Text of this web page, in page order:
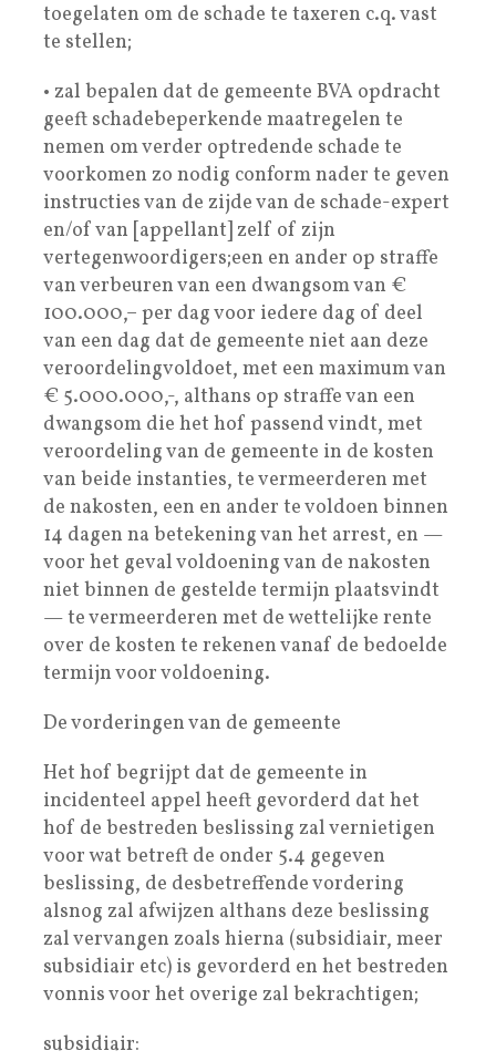
toegelaten om de schade te taxeren c.q. vast
te stellen;
• zal bepalen dat de gemeente BVA opdracht
geeft schadebeperkende maatregelen te
nemen om verder optredende schade te
voorkomen zo nodig conform nader te geven
instructies van de zijde van de schade-expert
en/of van [appellant] zelf of zijn
vertegenwoordigers;een en ander op straffe
van verbeuren van een dwangsom van €
100.000,– per dag voor iedere dag of deel
van een dag dat de gemeente niet aan deze
veroordelingvoldoet, met een maximum van
€ 5.000.000,-, althans op straffe van een
dwangsom die het hof passend vindt, met
veroordeling van de gemeente in de kosten
van beide instanties, te vermeerderen met
de nakosten, een en ander te voldoen binnen
14 dagen na betekening van het arrest, en —
voor het geval voldoening van de nakosten
niet binnen de gestelde termijn plaatsvindt
— te vermeerderen met de wettelijke rente
over de kosten te rekenen vanaf de bedoelde
termijn voor voldoening.
De vorderingen van de gemeente
Het hof begrijpt dat de gemeente in
incidenteel appel heeft gevorderd dat het
hof de bestreden beslissing zal vernietigen
voor wat betreft de onder 5.4 gegeven
beslissing, de desbetreffende vordering
alsnog zal afwijzen althans deze beslissing
zal vervangen zoals hierna (subsidiair, meer
subsidiair etc) is gevorderd en het bestreden
vonnis voor het overige zal bekrachtigen;
subsidiair: